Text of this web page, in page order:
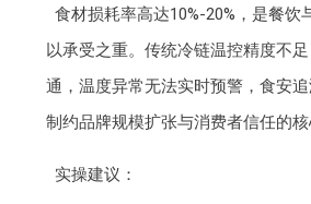
食材损耗率高达10%-20%，是餐饮
以承受之重。传统冷链温控精度不
通，温度异常无法实时预警，食安
制约品牌规模扩张与消费者信任的核
实操建议：